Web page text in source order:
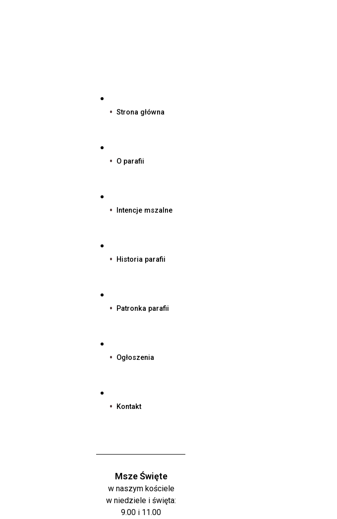
Strona główna
O parafii
Intencje mszalne
Historia parafii
Patronka parafii
Ogłoszenia
Kontakt
Msze Święte
w naszym kościele
w niedziele i święta:
9.00 i 11.00